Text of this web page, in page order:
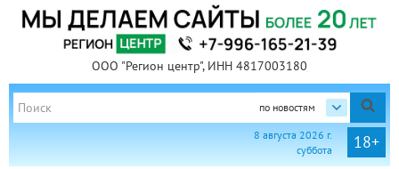
ООО "Регион центр", ИНН 4817003180
по новостям
18+
8 августа 2026 г.
суббота